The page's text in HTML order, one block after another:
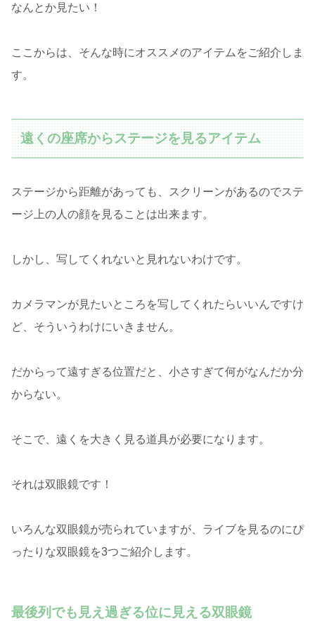
なんとか見たい！
ここからは、そんな時にオススメのアイテムをご紹介しま
す。
遠くの座席からステージを見るアイテム
ステージから距離があっても、スクリーンがあるのでステ
ージ上の人の顔を見ることは出来ます。
しかし、写してくれないと見れないわけです。
カメラマンが見たいところを写してくれたらいいんですけ
ど、そういうわけにいきません。
だからって遠すぎる位置だと、小さすぎて何がなんだか分
からない。
そこで、遠くを大きく見る道具が必要になります。
それは双眼鏡です！
いろんな双眼鏡が売られていますが、ライブを見るのにぴ
ったりな双眼鏡を3つご紹介します。
最後列でも見え過ぎる位に見える双眼鏡